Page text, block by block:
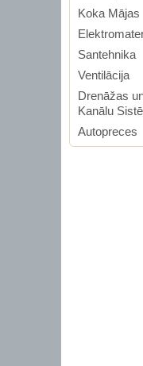
Koka Mājas
Santehnika
Ventilācija
Drenāžas
Kanālu
Autopreces